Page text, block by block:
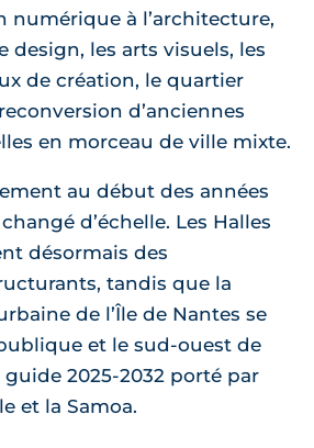
numérique à l’architecture,
design, les arts visuels, les
de création, le quartier
d’anciennes
en morceau de ville mixte.
au début des années
d’échelle. Les Halles
désormais des
tandis que la
de l’Île de Nantes se
et le sud-ouest de
guide 2025-2032 porté par
et la Samoa.